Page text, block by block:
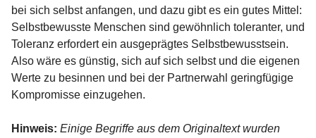
bei sich selbst anfangen, und dazu gibt es ein gutes Mittel:
Selbstbewusste Menschen sind gewöhnlich toleranter, und
Toleranz erfordert ein ausgeprägtes Selbstbewusstsein.
Also wäre es günstig, sich auf sich selbst und die eigenen
Werte zu besinnen und bei der Partnerwahl geringfügige
Kompromisse einzugehen.
Hinweis: Einige Begriffe aus dem Originaltext wurden